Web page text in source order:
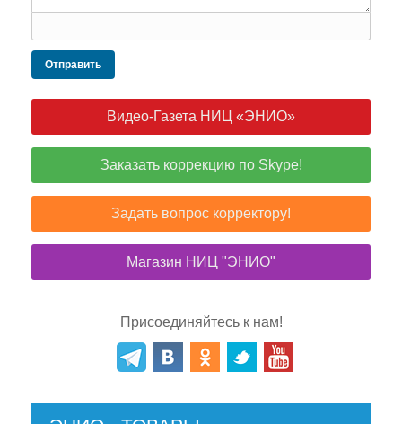
Отправить
Видео-Газета НИЦ «ЭНИО»
Заказать коррекцию по Skype!
Задать вопрос корректору!
Магазин НИЦ "ЭНИО"
Присоединяйтесь к нам!